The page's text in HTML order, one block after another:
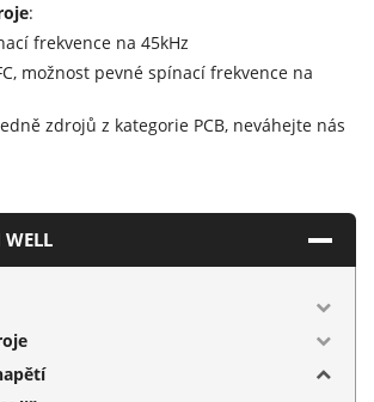
:
frekvence na 45kHz
možnost pevné spínací frekvence na
zdrojů z kategorie PCB, neváhejte nás
WELL